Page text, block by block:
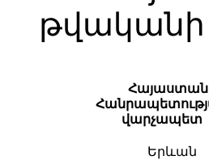
թվականի
վարչապետ
Երևան